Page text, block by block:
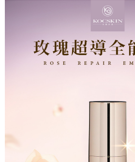
每筆NT$220，滿NT$2,000(含以上)免運費
宅配貨到付款
每筆NT$110，滿NT$1,000(含以上)免運費